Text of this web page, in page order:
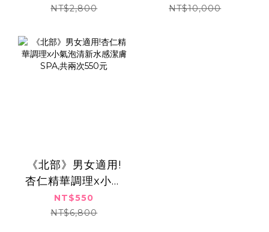
次,599元
NT$2,800
立體導入×喚亮淨
NT$10,000
《北部》男女適用!
杏仁精華調理x小氣
泡清新水感潔膚
SPA,共兩次550元
NT$550
NT$6,800